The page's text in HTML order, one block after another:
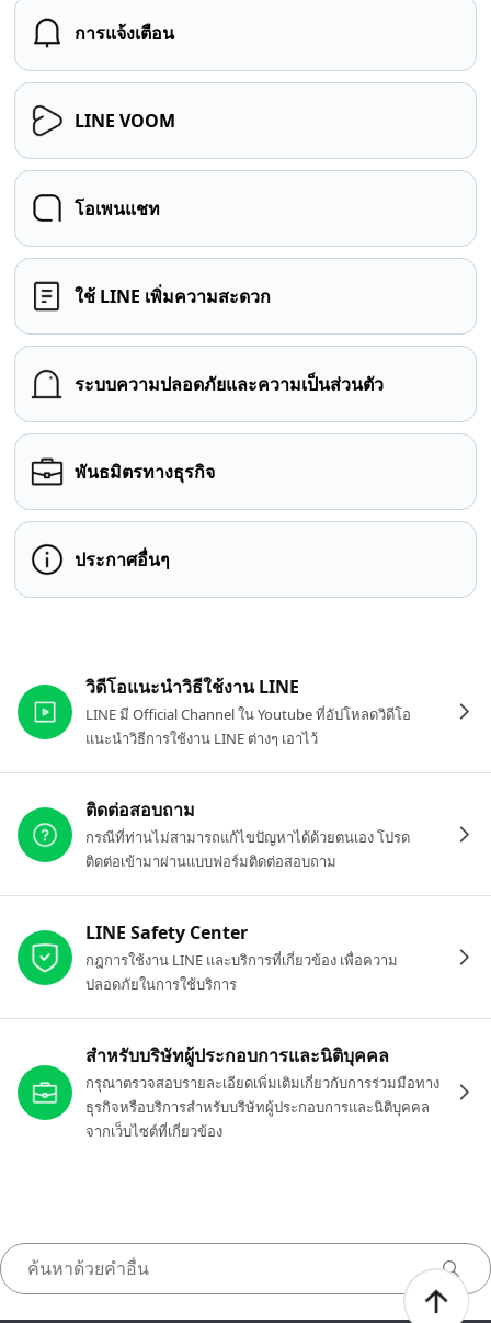
การแจ้งเตือน
LINE VOOM
โอเพนแชท
ใช้ LINE เพิ่มความสะดวก
ระบบความปลอดภัยและความเป็นส่วนตัว
พันธมิตรทางธุรกิจ
ประกาศอื่นๆ
วิดีโอแนะนำวิธีใช้งาน LINE
LINE มี Official Channel ใน Youtube ที่อัปโหลดวิดีโอ
แนะนำวิธีการใช้งาน LINE ต่างๆ เอาไว้
ติดต่อสอบถาม
กรณีที่ท่านไม่สามารถแก้ไขปัญหาได้ด้วยตนเอง โปรด
ติดต่อเข้ามาผ่านแบบฟอร์มติดต่อสอบถาม
LINE Safety Center
กฎการใช้งาน LINE และบริการที่เกี่ยวข้อง เพื่อความ
ปลอดภัยในการใช้บริการ
สำหรับบริษัทผู้ประกอบการและนิติบุคคล
กรุณาตรวจสอบรายละเอียดเพิ่มเติมเกี่ยวกับการร่วมมือทาง
ธุรกิจหรือบริการสำหรับบริษัทผู้ประกอบการและนิติบุคคล
จากเว็บไซต์ที่เกี่ยวข้อง